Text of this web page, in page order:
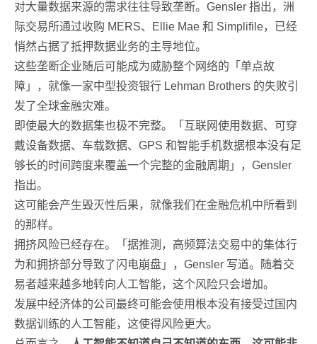
对大量数据来源的需求往往导致垄断。Gensler 指出，洲
际交易所通过收购 MERS、Ellie Mae 和 Simplifile，已经
悄然占据了抵押数据业务的主导地位。
这些垄断企业随后可能成为威胁整个网络的「单点故
障」，就像一家中型投资银行 Lehman Brothers 的失败引
发了全球金融灾难。
即使最大的数据集也极不完整。「互联网使用数据、可穿
戴设备数据、车载数据、GPS 和智能手机数据根本没有足
够长的时间跨度来覆盖一个完整的金融周期」，Gensler
指出。
这可能会产生毁灭性后果，就像我们在金融危机中所看到
的那样。
拥挤风险已经存在。「据推测，高频算法交易中的集体行
为和拥挤部分导致了闪电崩盘」，Gensler 写道。随着交
易者越来越多地转向人工智能，这个风险只会增加。
发展中经济体的公司最终可能会使用根本没有接受过国内
数据训练的人工智能，这使得风险更大。